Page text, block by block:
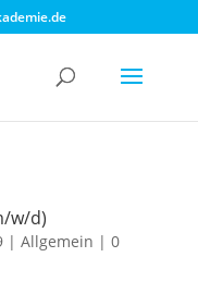
w/d)
| Allgemein | 0